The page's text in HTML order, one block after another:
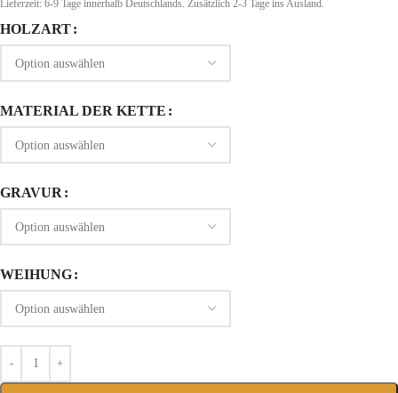
Lieferzeit: 6-9 Tage innerhalb Deutschlands. Zusätzlich 2-3 Tage ins Ausland.
HOLZART
MATERIAL DER KETTE
GRAVUR
WEIHUNG